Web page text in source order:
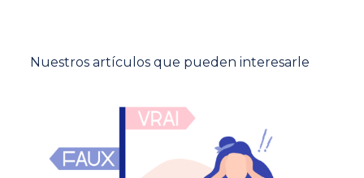
Nuestros artículos que pueden interesarle